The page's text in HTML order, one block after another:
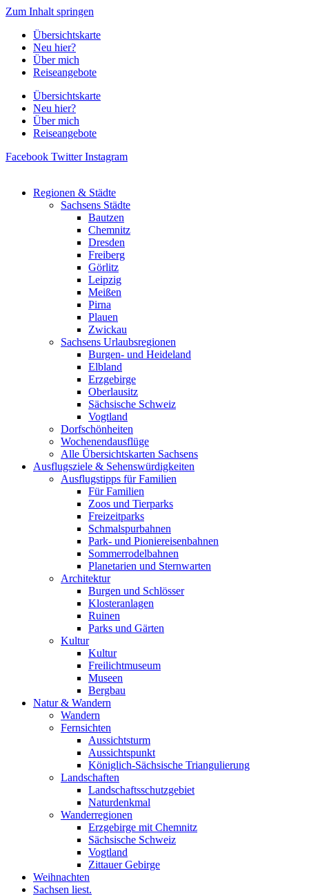
Zum Inhalt springen
Übersichtskarte
Neu hier?
Über mich
Reiseangebote
Übersichtskarte
Neu hier?
Über mich
Reiseangebote
Facebook Twitter Instagram
Regionen & Städte
Sachsens Städte
Bautzen
Chemnitz
Dresden
Freiberg
Görlitz
Leipzig
Meißen
Pirna
Plauen
Zwickau
Sachsens Urlaubsregionen
Burgen- und Heideland
Elbland
Erzgebirge
Oberlausitz
Sächsische Schweiz
Vogtland
Dorfschönheiten
Wochenendausflüge
Alle Übersichtskarten Sachsens
Ausflugsziele & Sehenswürdigkeiten
Ausflugstipps für Familien
Für Familien
Zoos und Tierparks
Freizeitparks
Schmalspurbahnen
Park- und Pioniereisenbahnen
Sommerrodelbahnen
Planetarien und Sternwarten
Architektur
Burgen und Schlösser
Klosteranlagen
Ruinen
Parks und Gärten
Kultur
Kultur
Freilichtmuseum
Museen
Bergbau
Natur & Wandern
Wandern
Fernsichten
Aussichtsturm
Aussichtspunkt
Königlich-Sächsische Triangulierung
Landschaften
Landschaftsschutzgebiet
Naturdenkmal
Wanderregionen
Erzgebirge mit Chemnitz
Sächsische Schweiz
Vogtland
Zittauer Gebirge
Weihnachten
Sachsen liest.